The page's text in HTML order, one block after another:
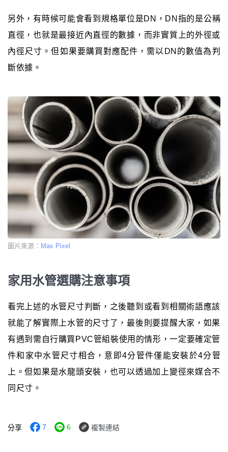
另外，有時候可能會看到規格單位是DN，DN指的是公稱
直徑，也就是最接近內直徑的數據，而非實質上的外徑或
內徑尺寸。但如果要購買對應配件，需以DN的數值為判
斷依據。
圖片來源： Max Pixel
家用水管選購注意事項
看完上述的水管尺寸判斷，之後聽到或看到相關術語應該
就能了解實際上水管的尺寸了，最後則要提醒大家，如果
有遇到需自行購買PVC管組裝使用的情形，一定要確定管
件和家中水管尺寸相合，意即4分管件僅能安裝於4分管
上。但如果是水龍頭安裝，也可以透過加上變徑來媒合不
同尺寸。
分享 7 6 複製連結